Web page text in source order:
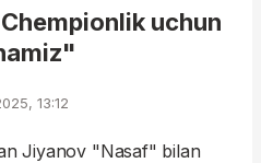
uchun
13:12
Jiyanov "Nasaf" bilan